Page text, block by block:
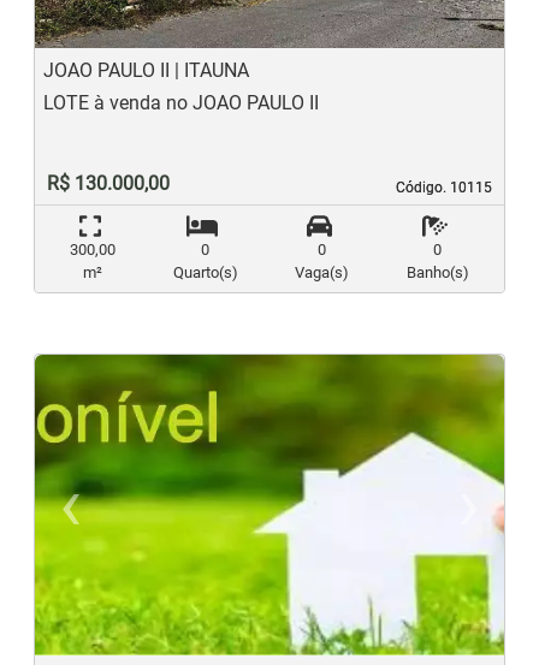
JOAO PAULO II | ITAUNA
Código. 10115
Código. 10115
LOTE à venda no JOAO PAULO II
R$ 130.000,00
300,00
m²
0
Quarto(s)
0
Vaga(s)
0
Banho(s)
‹
Previous
›